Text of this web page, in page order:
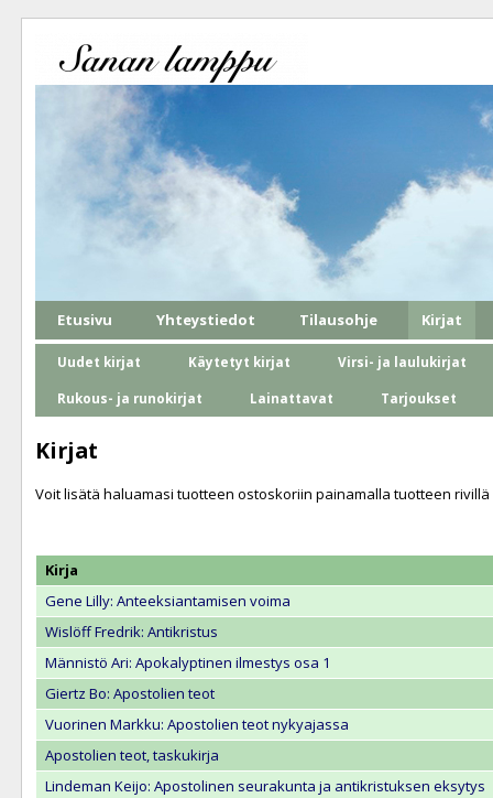
Etusivu Yhteystiedot Tilausohje Kirjat
Uudet kirjat Käytetyt kirjat Virsi- ja laulukirjat
Rukous- ja runokirjat Lainattavat Tarjoukset
Kirjat
Voit lisätä haluamasi tuotteen ostoskoriin painamalla tuotteen
Kirja
Gene Lilly: Anteeksiantamisen voima
Wislöff Fredrik: Antikristus
Männistö Ari: Apokalyptinen ilmestys osa 1
Giertz Bo: Apostolien teot
Vuorinen Markku: Apostolien teot nykyajassa
Apostolien teot, taskukirja
Lindeman Keijo: Apostolinen seurakunta ja antikristuksen eksytys